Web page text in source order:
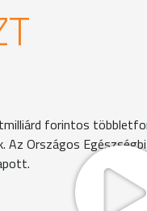
forintos
Az Országos